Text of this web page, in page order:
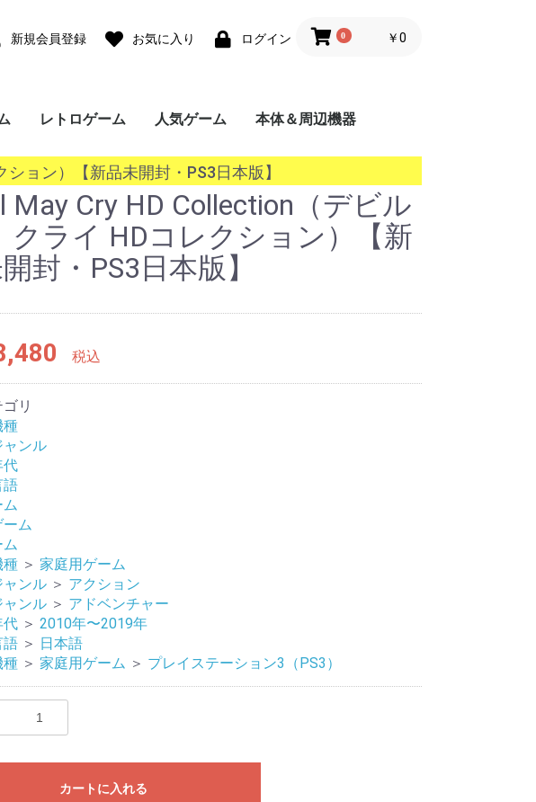
新規会員登録 お気に入り ログイン 0 ￥0
レトロゲーム 人気ゲーム 本体＆周辺機器
携帯用ゲーム機
家庭用ゲーム機
業務用ゲーム機
PC
MSX
ョン）【新品未開封・PS3日本版】
May Cry HD Collection（デビル
クライ HDコレクション）【新
封・PS3日本版】
税込
リ
種
ャンル
代
語
ム
ーム
ム
種 ＞ 家庭用ゲーム
ャンル ＞ アクション
ャンル ＞ アドベンチャー
代 ＞ 2010年〜2019年
語 ＞ 日本語
種 ＞ 家庭用ゲーム ＞ プレイステーション3（PS3）
カートに入れる